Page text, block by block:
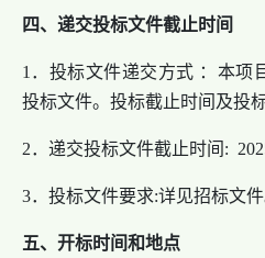
四、递交投标文件截止时间
1．投标文件递交方式 ：本项
投标文件。投标截止时间及投
2．递交投标文件截止时间:
3．投标文件要求:详见招标文件
五、开标时间和地点